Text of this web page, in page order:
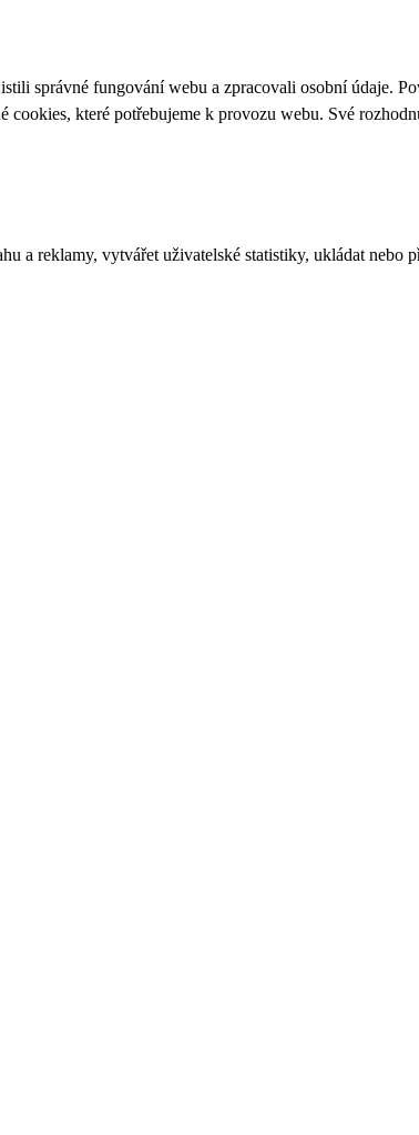
správné fungování webu a zpracovali osobní údaje.
cookies, které potřebujeme k provozu webu. Své
a reklamy, vytvářet uživatelské statistiky, ukládat nebo